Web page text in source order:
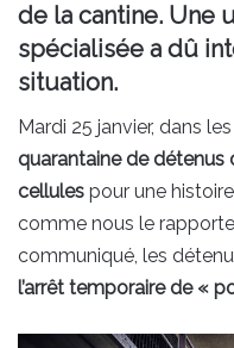
de la cantine. Une
spécialisée a dû
situation.
Mardi 25 janvier, dans
quarantaine de détenus
cellules pour une
comme nous le rapporte
communiqué, les
l’arrêt temporaire de «